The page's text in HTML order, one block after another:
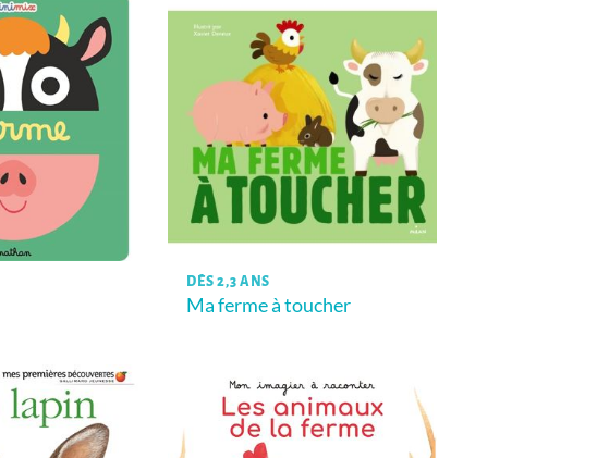
récent
au
plus
DÈS 2,3 ANS
Ma ferme à toucher